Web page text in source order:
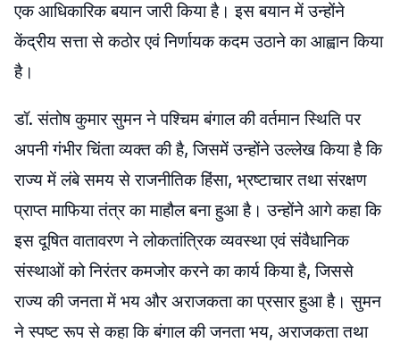
एक आधिकारिक बयान जारी किया है। इस बयान में उन्होंने
केंद्रीय सत्ता से कठोर एवं निर्णायक कदम उठाने का आह्वान किया
है।
डॉ. संतोष कुमार सुमन ने पश्चिम बंगाल की वर्तमान स्थिति पर
अपनी गंभीर चिंता व्यक्त की है, जिसमें उन्होंने उल्लेख किया है कि
राज्य में लंबे समय से राजनीतिक हिंसा, भ्रष्टाचार तथा संरक्षण
प्राप्त माफिया तंत्र का माहौल बना हुआ है। उन्होंने आगे कहा कि
इस दूषित वातावरण ने लोकतांत्रिक व्यवस्था एवं संवैधानिक
संस्थाओं को निरंतर कमजोर करने का कार्य किया है, जिससे
राज्य की जनता में भय और अराजकता का प्रसार हुआ है। सुमन
ने स्पष्ट रूप से कहा कि बंगाल की जनता भय, अराजकता तथा